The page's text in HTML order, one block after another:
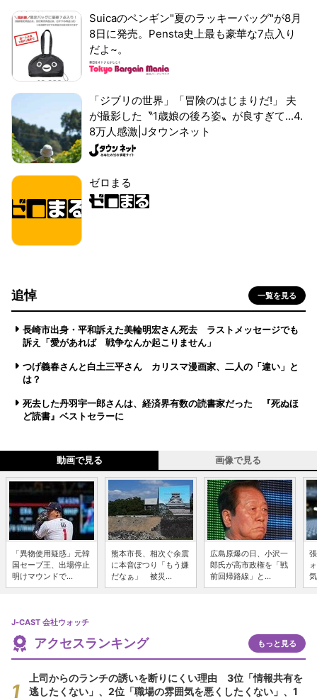
Suicaのペンギン"夏のラッキーバッグ"が8月
8日に発売。Pensta史上最も豪華な7点入り
だよ~。
「ジブリの世界」「冒険のはじまりだ!」 夫
が撮影した〝1歳娘の後ろ姿〟が良すぎて...4.
8万人感激|Jタウンネット
ゼロまる
追悼 一覧を見る
長崎市出身・平和訴えた美輪明宏さん死去 ラストメッセージでも
訴え「愛があれば 戦争なんか起こりません」
つげ義春さんと白土三平さん カリスマ漫画家、二人の「違い」と
は？
死去した丹羽宇一郎さんは、経済界有数の読書家だった 『死ぬほ
ど読書』ベストセラーに
動画で見る 画像で見る
「異物使用疑惑」元韓
国セーブ王、出場停止
明けマウンドで...
熊本市長、相次ぐ余震
に本音ぽつり「もう嫌
だなぁ」 被災...
広島原爆の日、小沢一
郎氏が高市政権を「戦
前回帰路線」と...
J-CAST 会社ウォッチ
アクセスランキング もっと見る
上司からのランチの誘いを断りにくい理由 3位「情報共有を
逃したくない」、2位「職場の雰囲気を悪くしたくない」、1